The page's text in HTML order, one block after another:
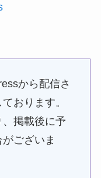
から配信さ
おります。
掲載後に予
ございま